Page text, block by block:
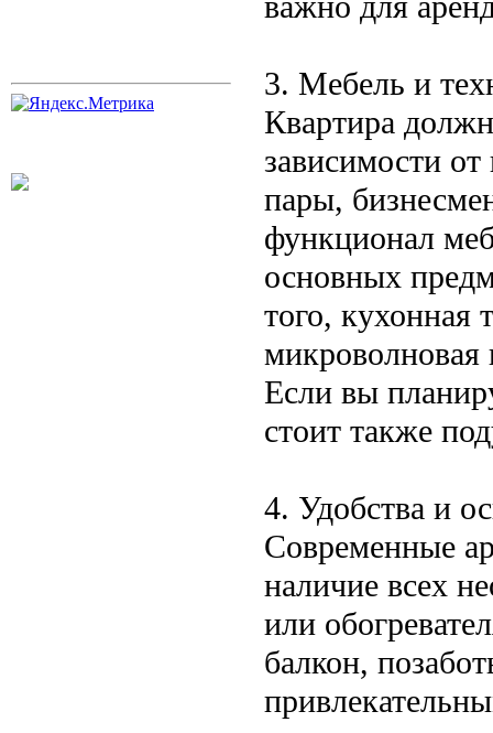
3. Мебель и
Квартира
зависимости
пары,
функционал
основных
того, кухонная
микроволновая
Если вы
стоит также
4. Удобства и
Современные
наличие всех
или
балкон,